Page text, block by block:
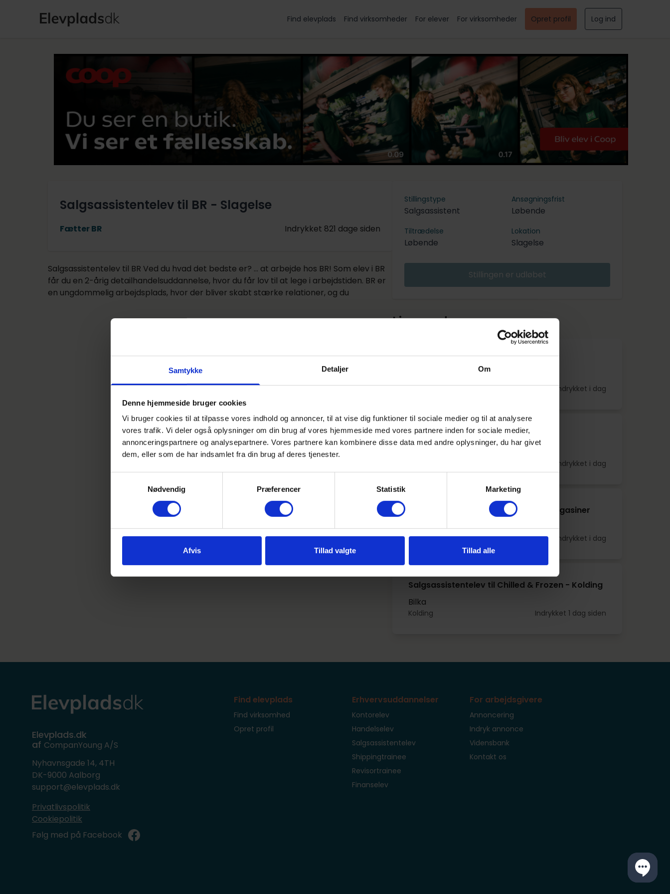
Samtykke Detaljer Om
Denne hjemmeside bruger cookies
Vi bruger cookies til at tilpasse vores indhold og annoncer, til at vise dig funktioner til sociale medier og til at analysere
vores trafik. Vi deler også oplysninger om din brug af vores hjemmeside med vores partnere inden for sociale medier,
annonceringspartnere og analysepartnere. Vores partnere kan kombinere disse data med andre oplysninger, du har givet
dem, eller som de har indsamlet fra din brug af deres tjenester.
Nødvendig
Præferencer Statistik Marketing
Afvis Tillad valgte Tillad alle
Find elevplads Find virksomheder For elever For virksomheder Opret profil Log ind
Salgsassistentelev til BR - Slagelse
Fætter BR Indrykket 821 dage siden
Salgsassistentelev til BR Ved du hvad det bedste er? … at arbejde hos BR! Som elev i BR
får du en 2-årig detailhandelsuddannelse, hvor du får lov til at lege i arbejdstiden. BR er
en ungdommelig arbejdsplads, hvor der bliver skabt stærke relationer, og du
Stillingstype
Salgsassistent
Ansøgningsfrist
Løbende
Tiltrædelse
Løbende
Lokation
Slagelse
Stillingen er udløbet
Lignende annoncer
Holbæk Indrykket i dag
Butikselev - Haderslev
Indrykket i dag
Elev - Womens Shoes, Salling Stormagasiner
Salling
Aarhus C Indrykket i dag
Salgsassistentelev til Chilled & Frozen - Kolding
Bilka
Kolding Indrykket 1 dag siden
Denne annonce er udløbet
Denne annonce er desværre ikke længere aktiv på Elevplads.dk.
Men bare rolig - vi har stadig masser af ledige elevpladser.
Gå til søgning
Elevplads.dk
af CompanYoung A/S
Nyhavnsgade 14, 4TH
DK-9000 Aalborg
support@elevplads.dk
Privatlivspolitik
Cookiepolitik
Følg med på Facebook
Find elevplads
Find virksomhed
Opret profil
Erhvervsuddannelser
Kontorelev
Handelselev
Salgsassistentelev
Shippingtrainee
Revisortrainee
Finanselev
For arbejdsgivere
Annoncering
Indryk annonce
Vidensbank
Kontakt os